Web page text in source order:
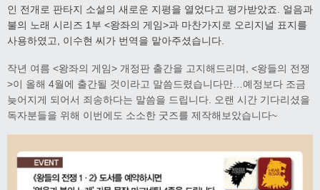
인 전개로 판타지 소설의 새로운 지평을 열었다고 평가받았죠. 얼음과
불의 노래 시리즈 1부 <왕좌의 게임>과 마찬가지로 오리지널 표지를
사용하였고, 이수현 씨가 번역을 맡아주셨습니다.
작년 여름 <왕좌의 게임> 개정판 출간을 고지해드리며, <왕들의 전쟁
>이 올해 4월에 출간될 것이라고 말씀드렸습니다만…예정보다 조금
늦어지게 되어서 죄송하다는 말씀을 드립니다. 오랜 시간 기다리셨을
독자분들을 위해 이번에도 소소한 굿즈를 제작해보았습니다~